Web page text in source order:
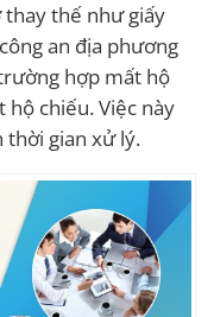
thay thế như giấy
an địa phương
hợp mất hộ
chiếu. Việc này
thời gian xử lý.